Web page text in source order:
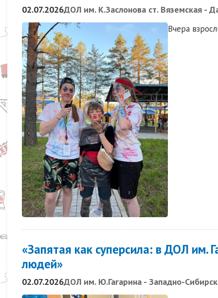
02.07.2026ДОЛ им. К.Заслонова ст. Вяземская -
Вчера
«Запятая как суперсила: в ДОЛ им.
людей»
02.07.2026ДОЛ им. Ю.Гагарина - Западно-